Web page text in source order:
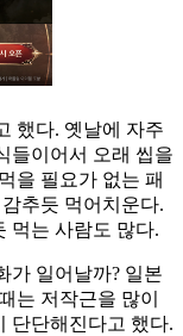
했다. 옛날에 자주
들이어서 오래 씹을
을 필요가 없는 패
추듯 먹어치운다.
먹는 사람도 많다.
가 일어날까? 일본
는 저작근을 많이
단단해진다고 했다.